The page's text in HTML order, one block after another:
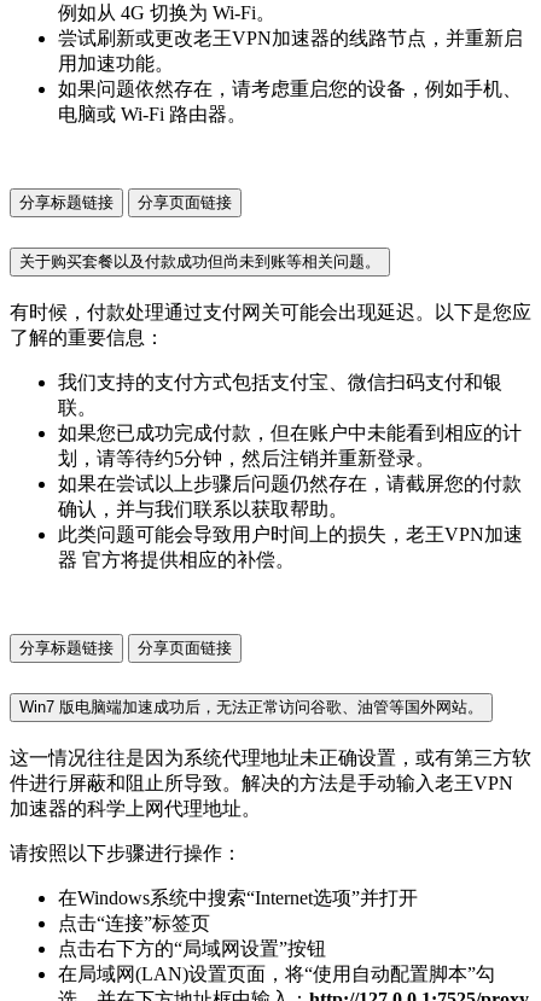
例如从 4G 切换为 Wi-Fi。
尝试刷新或更改老王VPN加速器的线路节点，并重新启
用加速功能。
如果问题依然存在，请考虑重启您的设备，例如手机、
电脑或 Wi-Fi 路由器。
分享标题链接 分享页面链接
关于购买套餐以及付款成功但尚未到账等相关问题。
有时候，付款处理通过支付网关可能会出现延迟。以下是您应
了解的重要信息：
我们支持的支付方式包括支付宝、微信扫码支付和银
联。
如果您已成功完成付款，但在账户中未能看到相应的计
划，请等待约5分钟，然后注销并重新登录。
如果在尝试以上步骤后问题仍然存在，请截屏您的付款
确认，并与我们联系以获取帮助。
此类问题可能会导致用户时间上的损失，老王VPN加速
器 官方将提供相应的补偿。
分享标题链接 分享页面链接
Win7 版电脑端加速成功后，无法正常访问谷歌、油管等国外网站。
这一情况往往是因为系统代理地址未正确设置，或有第三方软
件进行屏蔽和阻止所导致。解决的方法是手动输入老王VPN
加速器的科学上网代理地址。
请按照以下步骤进行操作：
在Windows系统中搜索“Internet选项”并打开
点击“连接”标签页
点击右下方的“局域网设置”按钮
在局域网(LAN)设置页面，将“使用自动配置脚本”勾